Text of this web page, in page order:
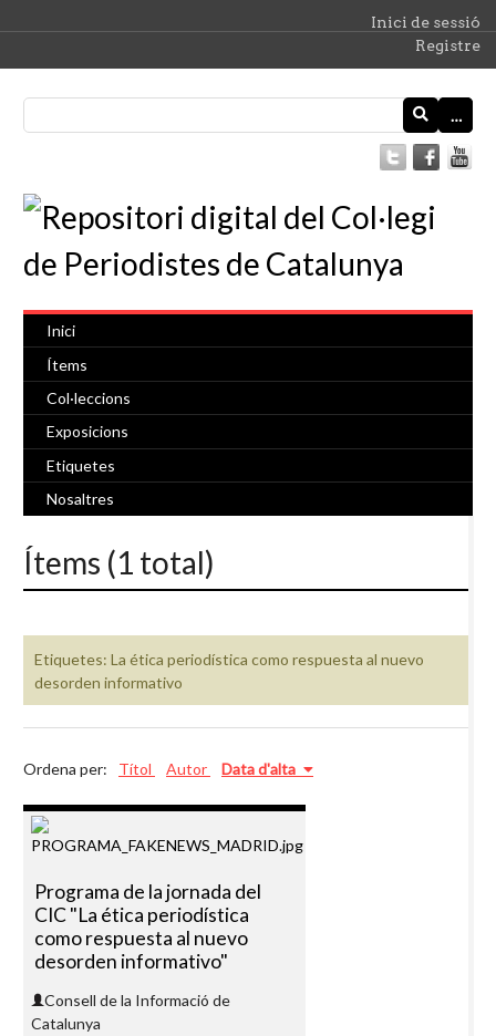
Inici de sessió
Registre
…
Inici
Ítems
Col·leccions
Exposicions
Etiquetes
Nosaltres
Ítems (1 total)
Etiquetes: La ética periodística como respuesta al nuevo
desorden informativo
Ordena per: Títol Autor Data d'alta
Programa de la jornada del
CIC "La ética periodística
como respuesta al nuevo
desorden informativo"
Consell de la Informació de
Catalunya